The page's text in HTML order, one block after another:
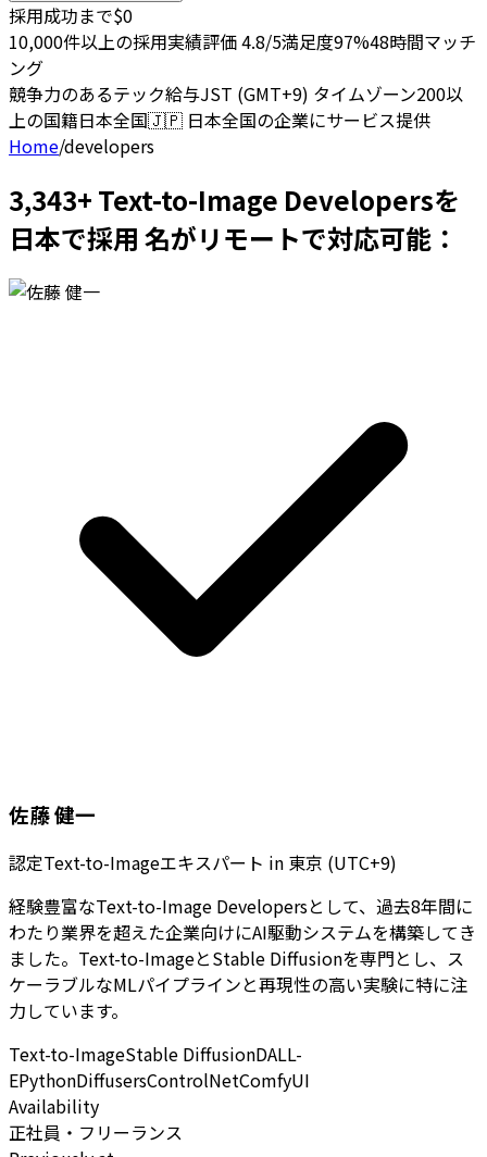
採用成功まで$0
10,000件以上の採用実績評価 4.8/5満足度97%48時間マッチ
ング
競争力のあるテック給与JST (GMT+9) タイムゾーン200以
上の国籍日本全国🇯🇵 日本全国の企業にサービス提供
Home/developers
3,343+ Text-to-Image Developersを
日本で採用 名がリモートで対応可能：
佐藤 健一
認定Text-to-Imageエキスパート in 東京 (UTC+9)
経験豊富なText-to-Image Developersとして、過去8年間に
わたり業界を超えた企業向けにAI駆動システムを構築してき
ました。Text-to-ImageとStable Diffusionを専門とし、ス
ケーラブルなMLパイプラインと再現性の高い実験に特に注
力しています。
Text-to-ImageStable DiffusionDALL-
EPythonDiffusersControlNetComfyUI
Availability
正社員・フリーランス